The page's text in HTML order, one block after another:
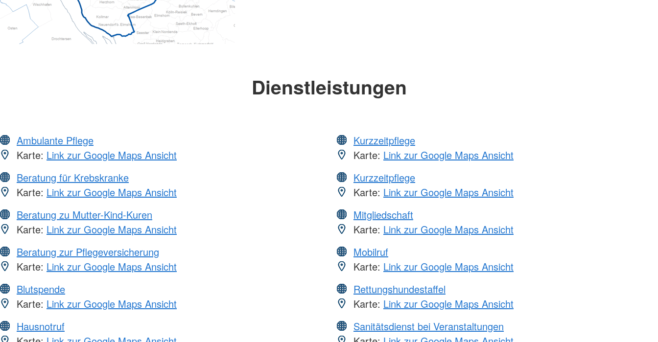
Dienstleistungen
Ambulante Pflege
Karte: Link zur Google Maps Ansicht
Beratung für Krebskranke
Karte: Link zur Google Maps Ansicht
Beratung zu Mutter-Kind-Kuren
Karte: Link zur Google Maps Ansicht
Beratung zur Pflegeversicherung
Karte: Link zur Google Maps Ansicht
Blutspende
Karte: Link zur Google Maps Ansicht
Hausnotruf
Kurzzeitpflege
Karte: Link zur Google Maps Ansicht
Kurzzeitpflege
Karte: Link zur Google Maps Ansicht
Mitgliedschaft
Karte: Link zur Google Maps Ansicht
Mobilruf
Karte: Link zur Google Maps Ansicht
Rettungshundestaffel
Karte: Link zur Google Maps Ansicht
Sanitätsdienst bei Veranstaltungen